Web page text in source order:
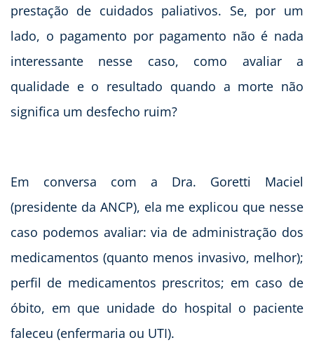
prestação de cuidados paliativos. Se, por um
lado, o pagamento por pagamento não é nada
interessante nesse caso, como avaliar a
qualidade e o resultado quando a morte não
significa um desfecho ruim?
Em conversa com a Dra. Goretti Maciel
(presidente da ANCP), ela me explicou que nesse
caso podemos avaliar: via de administração dos
medicamentos (quanto menos invasivo, melhor);
perfil de medicamentos prescritos; em caso de
óbito, em que unidade do hospital o paciente
faleceu (enfermaria ou UTI).